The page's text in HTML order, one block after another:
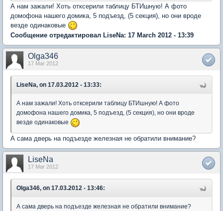
А нам зажали! Хоть отксерили таблицу БТИшную! А фото
домофона нашего домика, 5 подъезд, (5 секция), но они вроде
везде одинаковые
Сообщение отредактировал LiseNa: 17 March 2012 - 13:39
Olga346
17 Mar 2012
LiseNa, on 17.03.2012 - 13:33:
А нам зажали! Хоть отксерили таблицу БТИшную! А фото
домофона нашего домика, 5 подъезд, (5 секция), но они вроде
везде одинаковые
А сама дверь на подъезде железная не обратили внимание?
LiseNa
17 Mar 2012
Olga346, on 17.03.2012 - 13:46:
А сама дверь на подъезде железная не обратили внимание?